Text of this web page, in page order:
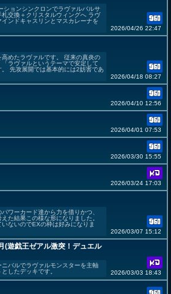
ションシンクロンでラヴァルバルサ
交換＋クリスタルウィングへ ラヴ
ンドキャスリンとマスカレーナを
2026/04/26 22:47
めたラヴァルです。 従来の真炎の
ラヴァルというテーマで安定して
先攻展開では基本的には2妨害であ
2026/04/18 08:27
2026/04/10 12:56
2026/04/01 07:53
2026/03/30 15:55
2026/03/24 17:03
ワーカード達から力を借りかつ、
た結果この様な形になりました。
ないのでEXの枠は好みになりま
2026/03/07 15:12
(遊戯王ゼアル激突！デュエル
バルでラヴァルモンスターを主軸
したデッキです。
2026/03/03 18:43